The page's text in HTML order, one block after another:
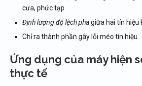
cưa, phức tạp
Định lượng độ lệch phagiữa hai tín hiệu
Chỉ ra thành phần gây lỗi méo tín hiệu
Ứng dụng của máy hiện
thực tế